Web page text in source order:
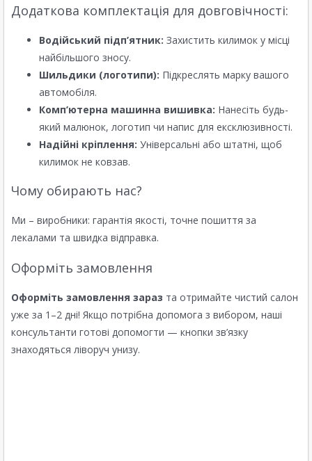
Додаткова комплектація для довговічності:
Водійський підп’ятник: Захистить килимок у місці
найбільшого зносу.
Шильдики (логотипи): Підкреслять марку вашого
автомобіля.
Комп’ютерна машинна вишивка: Нанесіть будь-
який малюнок, логотип чи напис для ексклюзивності.
Надійні кріплення: Універсальні або штатні, щоб
килимок не ковзав.
Чому обирають нас?
Ми – виробники: гарантія якості, точне пошиття за
лекалами та швидка відправка.
Оформіть замовлення
Оформіть замовлення зараз та отримайте чистий салон
уже за 1–2 дні! Якщо потрібна допомога з вибором, наші
консультанти готові допомогти — кнопки зв’язку
знаходяться ліворуч унизу.